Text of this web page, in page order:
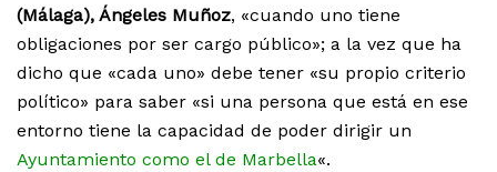
(Málaga), Ángeles Muñoz, «cuando uno tiene
obligaciones por ser cargo público»; a la vez que ha
dicho que «cada uno» debe tener «su propio criterio
político» para saber «si una persona que está en ese
entorno tiene la capacidad de poder dirigir un
Ayuntamiento como el de Marbella«.